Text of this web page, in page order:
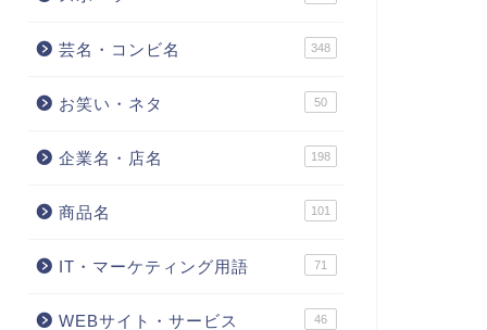
芸名・コンビ名 348
お笑い・ネタ 50
企業名・店名 198
商品名 101
IT・マーケティング用語 71
WEBサイト・サービス 46